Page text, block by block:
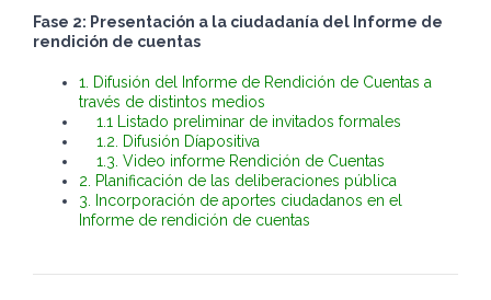
Fase 2: Presentación a la ciudadanía del Informe de
rendición de cuentas
1. Difusión del Informe de Rendición de Cuentas a
través de distintos medios
1.1 Listado preliminar de invitados formales
1.2. Difusión Díapositiva
1.3. Video informe Rendición de Cuentas
2. Planificación de las deliberaciones pública
3. Incorporación de aportes ciudadanos en el
Informe de rendición de cuentas